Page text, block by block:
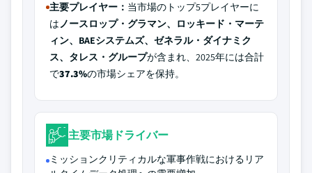
主要プレイヤー： 当市場のトップ5プレイヤーに
はノースロップ・グラマン、ロッキード・マーテ
ィン、BAEシステムズ、ゼネラル・ダイナミク
ス、タレス・グループが含まれ、2025年には合計
で37.3%の市場シェアを保持。
主要市場ドライバー
ミッションクリティカルな軍事作戦におけるリア